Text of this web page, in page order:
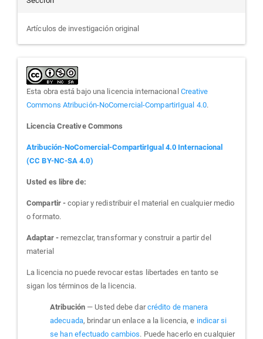
Artículos de investigación original
Esta obra está bajo una licencia internacional Creative
Commons Atribución-NoComercial-CompartirIgual 4.0.
Licencia Creative Commons
Atribución-NoComercial-CompartirIgual 4.0 Internacional
(CC BY-NC-SA 4.0)
Usted es libre de:
Compartir -copiar y redistribuir el material en cualquier medio
o formato.
Adaptar -remezclar, transformar y construir a partir del
material
La licencia no puede revocar estas libertades en tanto se
sigan los términos de la licencia.
Atribución — Usted debe darcrédito de manera
adecuada, brindar un enlace a la licencia, e indicar si
se han efectuado cambios. Puede hacerlo en cualquier